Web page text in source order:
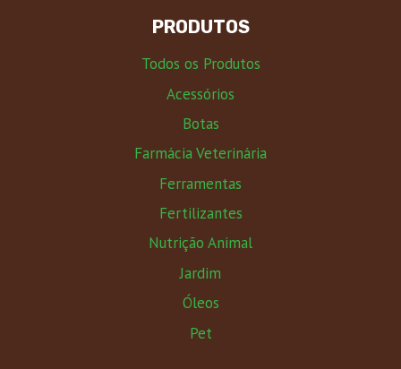
PRODUTOS
Todos os Produtos
Acessórios
Botas
Farmácia Veterinária
Ferramentas
Fertilizantes
Nutrição Animal
Jardim
Óleos
Pet